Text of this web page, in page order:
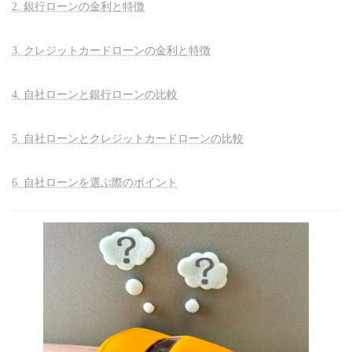
2. 銀行ローンの金利と特徴
3. クレジットカードローンの金利と特徴
4. 自社ローンと銀行ローンの比較
5. 自社ローンとクレジットカードローンの比較
6. 自社ローンを選ぶ際のポイント